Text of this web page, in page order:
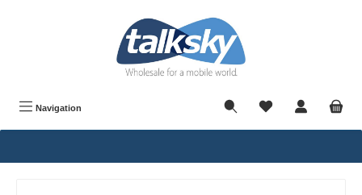
Navigation